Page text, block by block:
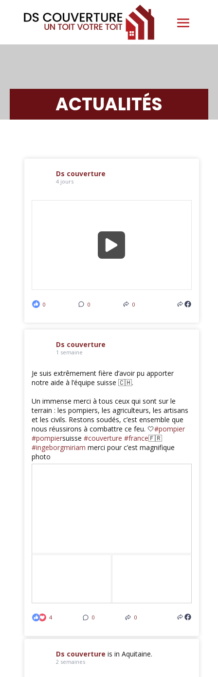
ACTUALITÉS
Ds couverture
4 jours
0 0 0
Ds couverture
1 semaine
Je suis extrêmement fière d’avoir pu apporter
notre aide à l’équipe suisse 🇨🇭.
Un immense merci à tous ceux qui sont sur le
terrain : les pompiers, les agriculteurs, les artisans
et les civils. Restons soudés, c’est ensemble que
nous réussirons à combattre ce feu. 🤍#pompier
#pompiersuisse#couverture #france🇫🇷
#ingeborgmiriam merci pour c’est magnifique
photo
4 0 0
Ds couvertureis in Aquitaine.
2 semaines